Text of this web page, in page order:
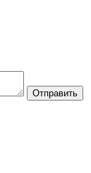
Отправить